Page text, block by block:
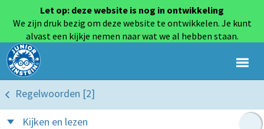
Let op: deze website is nog in ontwikkeling
We zijn druk bezig om deze website te ontwikkelen. Je kunt
alvast een kijkje nemen naar wat we al hebben staan.
Regelwoorden [2]
Kijken en lezen